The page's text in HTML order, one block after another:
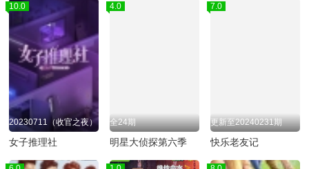
10.0
20230711（收官之夜）
女子推理社
4.0
全24期
明星大侦探第六季
7.0
更新至20240231期
快乐老友记